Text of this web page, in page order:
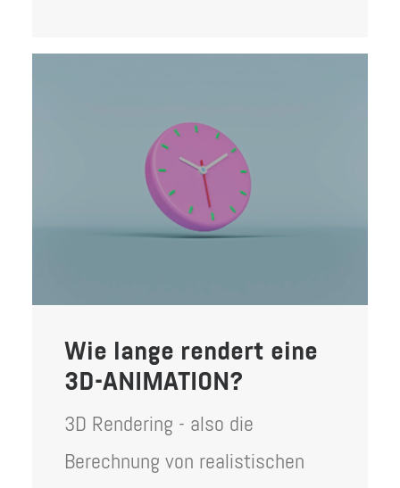
Wie lange rendert eine
3D-ANIMATION?
3D Rendering - also die
Berechnung von realistischen